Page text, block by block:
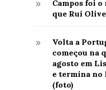
9
Campos foi
que Rui
9
Volta a
começou na
agosto em
e termina no
(foto)